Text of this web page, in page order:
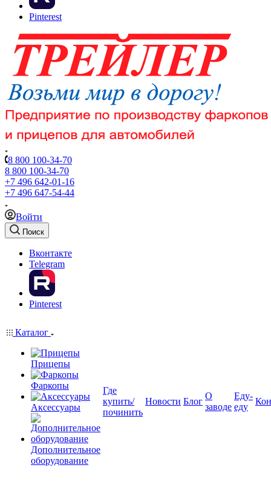
Pinterest
8 800 100-34-70
8 800 100-34-70
+7 496 642-01-16
+7 496 647-54-44
Войти
Поиск
Вконтакте
Telegram
Pinterest
Каталог
Прицепы
Фаркопы
Аксессуары
Дополнительное
оборудование
Где
купить/
починить
Новости Блог
О
заводе
Еду-
еду